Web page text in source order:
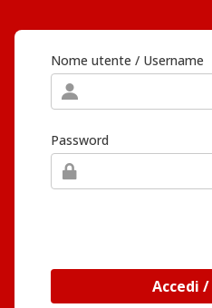
Nome utente / Username
Password